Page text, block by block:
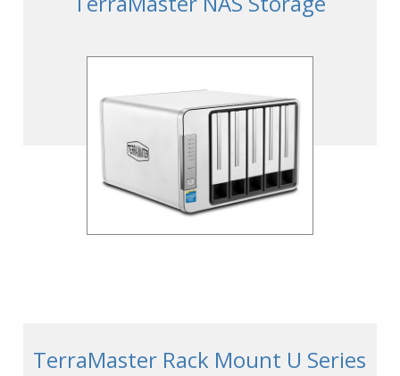
TerraMaster Rack Mount U Series